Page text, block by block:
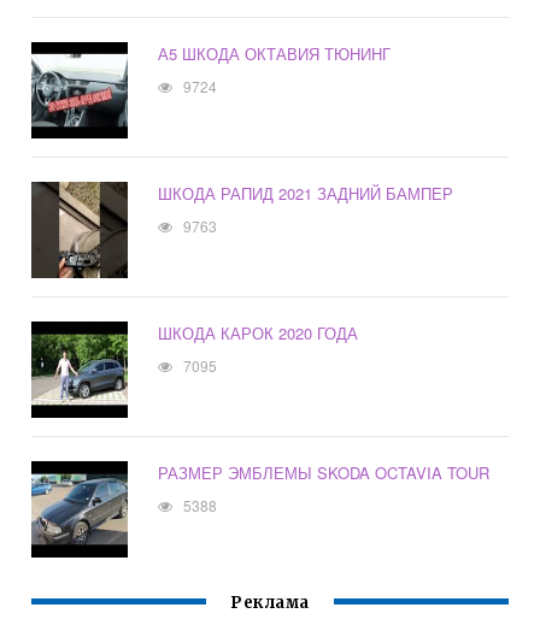
А5 ШКОДА ОКТАВИЯ ТЮНИНГ
9724
ШКОДА РАПИД 2021 ЗАДНИЙ БАМПЕР
9763
ШКОДА КАРОК 2020 ГОДА
7095
РАЗМЕР ЭМБЛЕМЫ SKODA OCTAVIA TOUR
5388
Реклама